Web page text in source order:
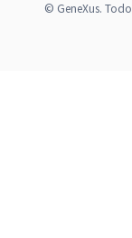
© GeneXus.